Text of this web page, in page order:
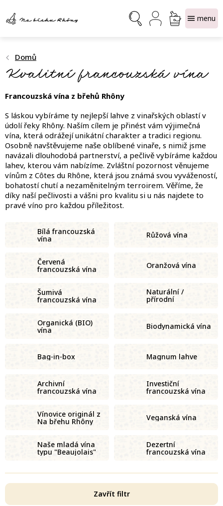
obsah
NÁKUPNÍ
KOŠÍK
Domů
Kvalitní francouzská vína
Francouzská vína z břehů Rhôny
S láskou vybíráme ty nejlepší lahve z vinařských oblastí v
údolí řeky Rhôny. Naším cílem je přinést vám výjimečná
vína, která odrážejí unikátní charakter a tradici regionu.
Osobně navštěvujeme naše oblíbené vinaře, s nimiž jsme
navázali dlouhodobá partnerství, a pečlivě vybíráme každou
lahev, kterou vám nabízíme. Zvláštní pozornost věnujeme
vínům z Côtes du Rhône, která jsou známá svou vyvážeností,
bohatostí chutí a nezaměnitelným terroirem. Věříme, že
díky naší pečlivosti a vášni pro kvalitu si u nás najdete to
pravé víno pro každou příležitost.
Bílá francouzská
vína Růžová vína
Červená
francouzská vína Oranžová vína
Šumivá
francouzská vína
Naturální /
přírodní
francouzská vína
Organická (BIO)
vína Biodynamická vína
Bag-in-box Magnum lahve
Archivní
francouzská vína
Investiční
francouzská vína
Vínovice originál z
Na břehu Rhôny Veganská vína
Naše mladá vína
typu "Beaujolais"
Dezertní
francouzská vína
Zavřít filtr